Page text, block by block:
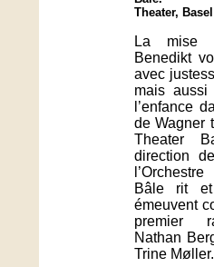
Theater, Basel
La mise
Benedikt
avec
mais aussi
l’enfance
de Wagner
Theater
direction
Bâle rit et
émeuvent
premier
Nathan
Trine Møller.